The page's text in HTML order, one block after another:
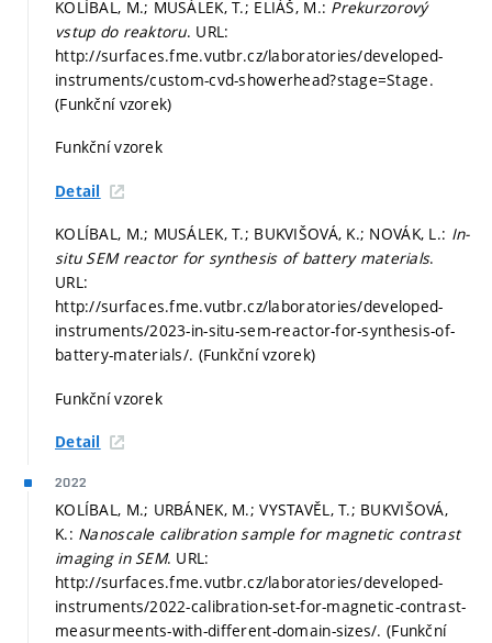
KOLÍBAL, M.; MUSÁLEK, T.; ELIÁŠ, M.: Prekurzorový
vstup do reaktoru. URL:
http://surfaces.fme.vutbr.cz/laboratories/developed-
instruments/custom-cvd-showerhead?stage=Stage.
(Funkční vzorek)
Funkční vzorek
Detail
KOLÍBAL, M.; MUSÁLEK, T.; BUKVIŠOVÁ, K.; NOVÁK, L.: In-
situ SEM reactor for synthesis of battery materials.
URL:
http://surfaces.fme.vutbr.cz/laboratories/developed-
instruments/2023-in-situ-sem-reactor-for-synthesis-of-
battery-materials/. (Funkční vzorek)
Funkční vzorek
Detail
2022
KOLÍBAL, M.; URBÁNEK, M.; VYSTAVĚL, T.; BUKVIŠOVÁ,
K.: Nanoscale calibration sample for magnetic contrast
imaging in SEM. URL:
http://surfaces.fme.vutbr.cz/laboratories/developed-
instruments/2022-calibration-set-for-magnetic-contrast-
measurmeents-with-different-domain-sizes/. (Funkční